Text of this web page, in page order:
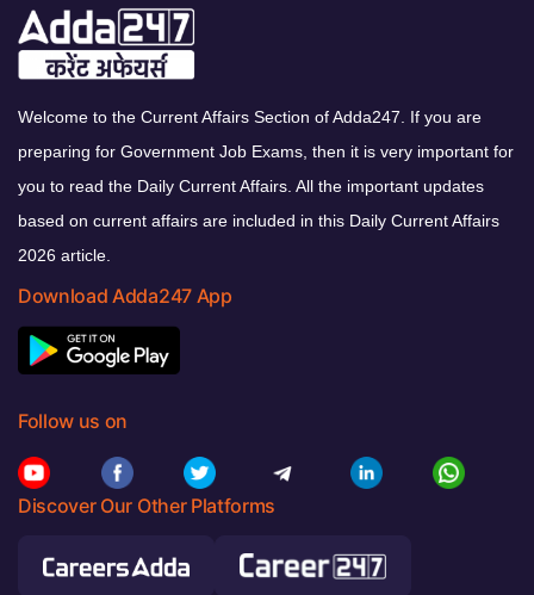
Welcome to the Current Affairs Section of Adda247. If you are
preparing for Government Job Exams, then it is very important for
you to read the Daily Current Affairs. All the important updates
based on current affairs are included in this Daily Current Affairs
2026 article.
Download Adda247 App
Follow us on
Discover Our Other Platforms